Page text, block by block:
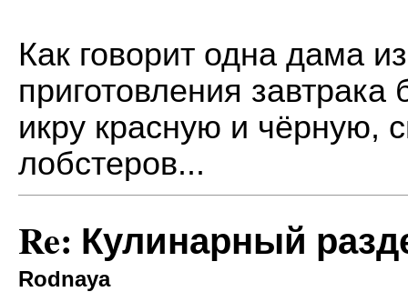
Как говорит одна дама
приготовления
икру красную и чёрную,
лобстеров...
Re: Кулинарный
Rodnaya